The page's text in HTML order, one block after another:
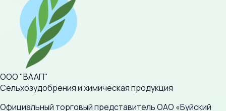
ООО "ВААП"
Сельхозудобрения и химическая продукция
Официальный торговый представитель ОАО «Буйский